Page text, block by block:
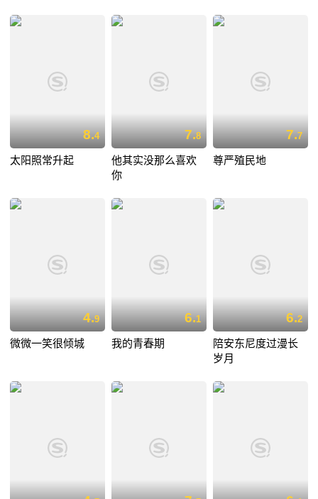
8.4
太阳照常升起
7.8
他其实没那么喜欢
你
7.7
尊严殖民地
4.9
微微一笑很倾城
6.1
我的青春期
6.2
陪安东尼度过漫长
岁月